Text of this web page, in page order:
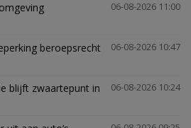
06-08-2026 11:00
06-08-2026 10:47
beroepsrecht
06-08-2026 10:24
blijft zwaartepunt in